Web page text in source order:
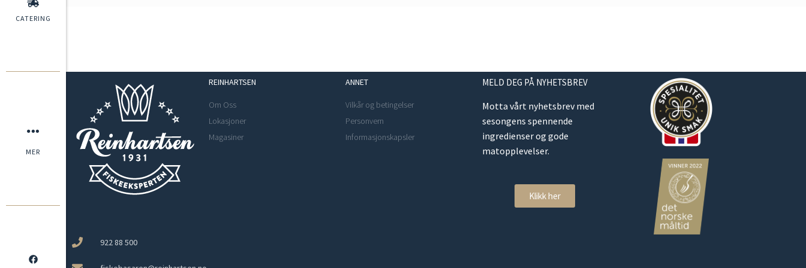
CATERING
MER
922 88 500
REINHARTSEN
Om Oss
Lokasjoner
Magasiner
ANNET
Vilkår og betingelser
Personvern
Informasjonskapsler
MELD DEG PÅ NYHETSBREV
Motta vårt nyhetsbrev med
sesongens spennende
ingredienser og gode
matopplevelser.
Klikk her